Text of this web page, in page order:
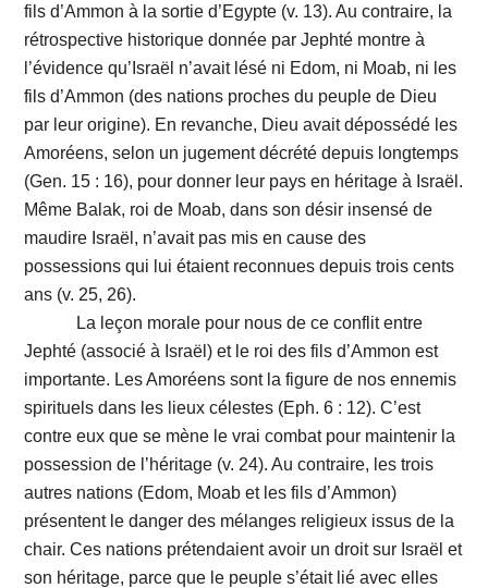
fils d’Ammon à la sortie d’Egypte (v. 13). Au contraire, la
rétrospective historique donnée par Jephté montre à
l’évidence qu’Israël n’avait lésé ni Edom, ni Moab, ni les
fils d’Ammon (des nations proches du peuple de Dieu
par leur origine). En revanche, Dieu avait dépossédé les
Amoréens, selon un jugement décrété depuis longtemps
(Gen. 15 : 16), pour donner leur pays en héritage à Israël.
Même Balak, roi de Moab, dans son désir insensé de
maudire Israël, n’avait pas mis en cause des
possessions qui lui étaient reconnues depuis trois cents
ans (v. 25, 26).
La leçon morale pour nous de ce conflit entre
Jephté (associé à Israël) et le roi des fils d’Ammon est
importante. Les Amoréens sont la figure de nos ennemis
spirituels dans les lieux célestes (Eph. 6 : 12). C’est
contre eux que se mène le vrai combat pour maintenir la
possession de l’héritage (v. 24). Au contraire, les trois
autres nations (Edom, Moab et les fils d’Ammon)
présentent le danger des mélanges religieux issus de la
chair. Ces nations prétendaient avoir un droit sur Israël et
son héritage, parce que le peuple s’était lié avec elles